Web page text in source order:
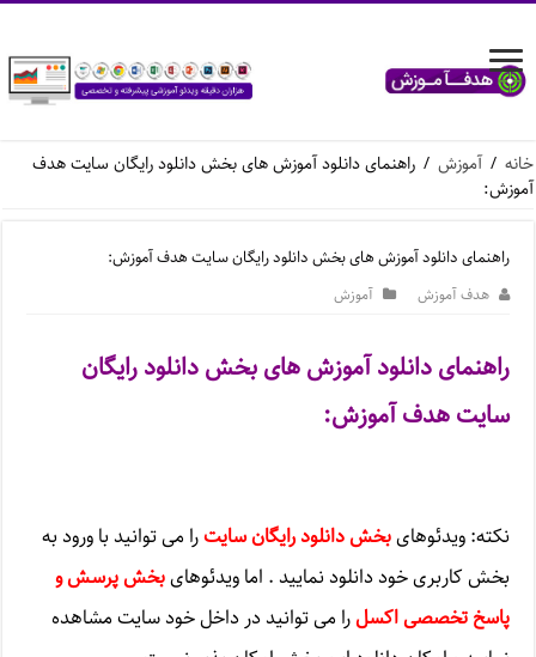
خانه / آموزش / راهنمای دانلود آموزش های بخش دانلود رایگان سایت هدف
آموزش:
راهنمای دانلود آموزش های بخش دانلود رایگان سایت هدف آموزش:
هدف آموزش آموزش
راهنمای دانلود آموزش های بخش دانلود رایگان
سایت هدف آموزش:
نکته: ویدئوهایبخش دانلود رایگان سایترا می توانید با ورود به
بخش کاربری خود دانلود نمایید . اما ویدئوهایبخش پرسش و
پاسخ تخصصی اکسلرا می توانید در داخل خود سایت مشاهده